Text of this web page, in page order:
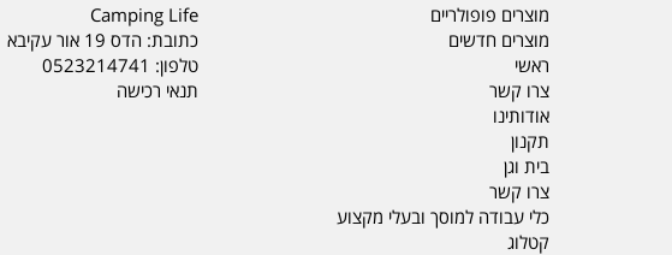
מוצרים פופולריים
מוצרים חדשים
ראשי
צרו קשר
אודותינו
תקנון
בית וגן
צרו קשר
כלי עבודה למוסך ובעלי מקצוע
קטלוג
Camping Life
כתובת: הדס 19 אור עקיבא
טלפון: 0523214741
תנאי רכישה